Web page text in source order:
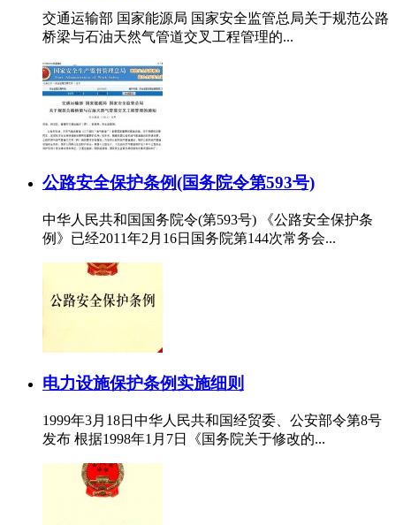
交通运输部 国家能源局 国家安全监管总局关于规范公路
桥梁与石油天然气管道交叉工程管理的...
公路安全保护条例(国务院令第593号)
中华人民共和国国务院令(第593号) 《公路安全保护条
例》已经2011年2月16日国务院第144次常务会...
电力设施保护条例实施细则
1999年3月18日中华人民共和国经贸委、公安部令第8号
发布 根据1998年1月7日《国务院关于修改的...